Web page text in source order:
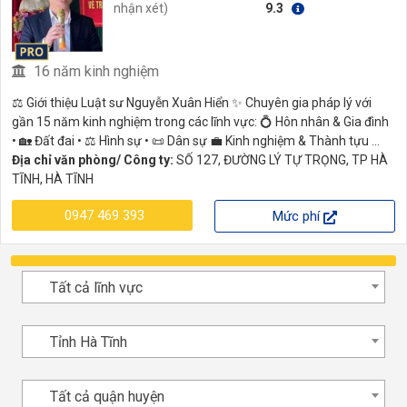
nhận xét)
9.3
16 năm kinh nghiệm
⚖️ Giới thiệu Luật sư Nguyễn Xuân Hiển ✨ Chuyên gia pháp lý với
gần 15 năm kinh nghiệm trong các lĩnh vực: 💍 Hôn nhân & Gia đình
• 🏡 Đất đai • ⚖️ Hình sự • 📜 Dân sự 💼 Kinh nghiệm & Thành tựu ...
Địa chỉ văn phòng/ Công ty: SỐ 127, ĐƯỜNG LÝ TỰ TRỌNG, TP HÀ
TĨNH, HÀ TĨNH
0947 469 393 Mức phí
Tất cả lĩnh vực
Tỉnh Hà Tĩnh
Tất cả quận huyện